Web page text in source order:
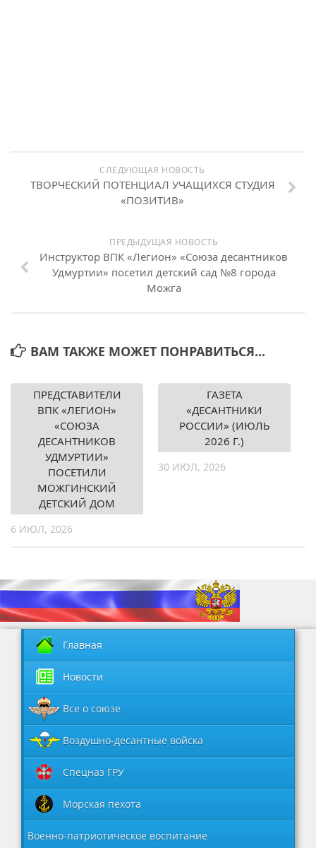
СЛЕДУЮЩАЯ НОВОСТЬ
ТВОРЧЕСКИЙ ПОТЕНЦИАЛ УЧАЩИХСЯ СТУДИЯ
«ПОЗИТИВ»
ПРЕДЫДУЩАЯ НОВОСТЬ
Инструктор ВПК «Легион» «Союза десантников
Удмуртии» посетил детский сад №8 города
Можга
ВАМ ТАКЖЕ МОЖЕТ ПОНРАВИТЬСЯ...
ПРЕДСТАВИТЕЛИ
ВПК «ЛЕГИОН»
«СОЮЗА
ДЕСАНТНИКОВ
УДМУРТИИ»
ПОСЕТИЛИ
МОЖГИНСКИЙ
ДЕТСКИЙ ДОМ
6 ИЮЛ, 2026
ГАЗЕТА
«ДЕСАНТНИКИ
РОССИИ» (ИЮЛЬ
2026 Г.)
30 ИЮЛ, 2026
Главная
Новости
Все о союзе
Воздушно-десантные войска
Спецназ ГРУ
Морская пехота
Военно-патриотическое воспитание